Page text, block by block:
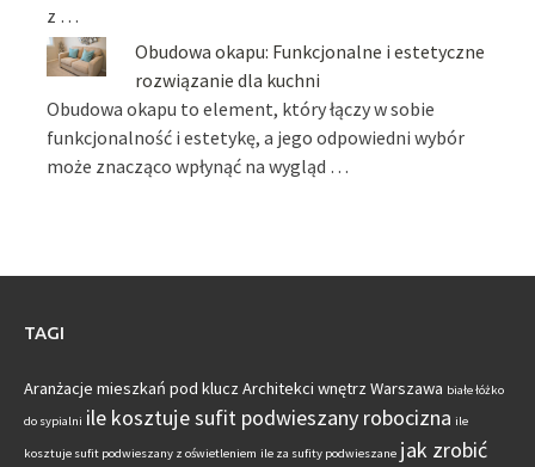
z …
Obudowa okapu: Funkcjonalne i estetyczne
rozwiązanie dla kuchni
Obudowa okapu to element, który łączy w sobie
funkcjonalność i estetykę, a jego odpowiedni wybór
może znacząco wpłynąć na wygląd …
TAGI
Aranżacje mieszkań pod klucz Architekci wnętrz Warszawa białe łóżko
do sypialni ile kosztuje sufit podwieszany robocizna ile
kosztuje sufit podwieszany z oświetleniem ile za sufity podwieszane jak zrobić